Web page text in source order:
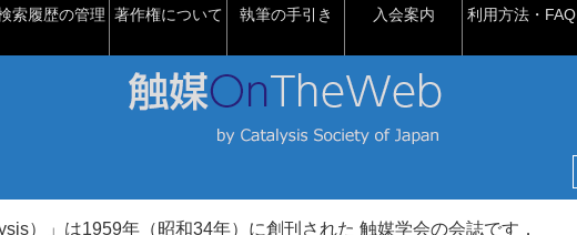
索履歴の管理 著作権について 執筆の手引き 入会案内 利用方法・FAQ
）」は1959年（昭和34年）に創刊された 触媒学会の会誌です．